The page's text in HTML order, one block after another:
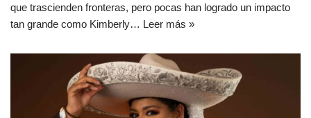
que trascienden fronteras, pero pocas han logrado un impacto
tan grande como Kimberly… Leer más »